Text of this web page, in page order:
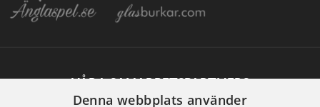
VÅRA SAMARBETSPARTNERS
Denna webbplats använder